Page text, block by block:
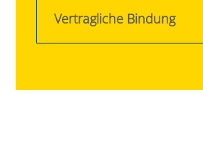
Vertragliche Bindung